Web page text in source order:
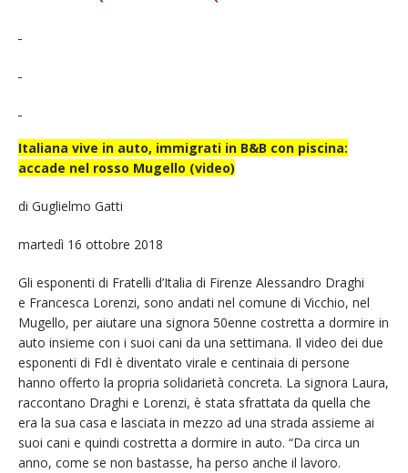
Italiana vive in auto, immigrati in B&B con piscina:
accade nel rosso Mugello (video)
di Guglielmo Gatti
martedì 16 ottobre 2018
Gli esponenti di Fratelli d’Italia di Firenze Alessandro Draghi
e Francesca Lorenzi, sono andati nel comune di Vicchio, nel
Mugello, per aiutare una signora 50enne costretta a dormire in
auto insieme con i suoi cani da una settimana. Il video dei due
esponenti di FdI è diventato virale e centinaia di persone
hanno offerto la propria solidarietà concreta. La signora Laura,
raccontano Draghi e Lorenzi, è stata sfrattata da quella che
era la sua casa e lasciata in mezzo ad una strada assieme ai
suoi cani e quindi costretta a dormire in auto. “Da circa un
anno, come se non bastasse, ha perso anche il lavoro.